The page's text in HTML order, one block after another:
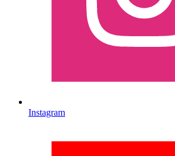
Instagram